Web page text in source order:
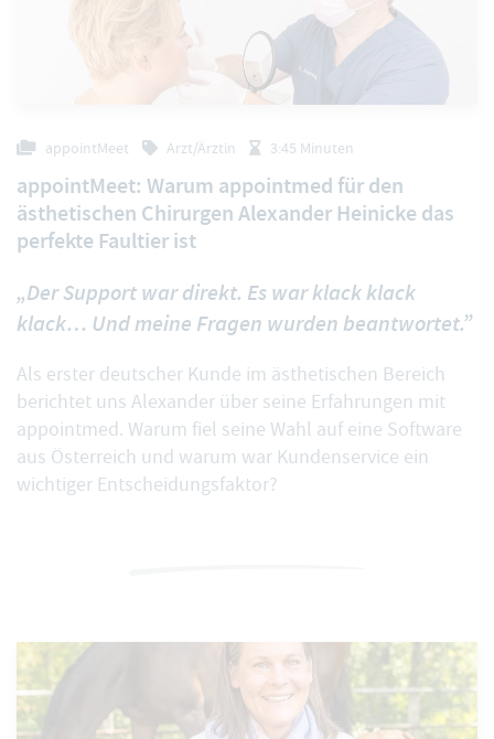
appointMeet Arzt/Ärztin 3:45 Minuten
appointMeet: Warum appointmed für den
ästhetischen Chirurgen Alexander Heinicke das
perfekte Faultier ist
„Der Support war direkt. Es war klack klack
klack… Und meine Fragen wurden beantwortet.”
Als erster deutscher Kunde im ästhetischen Bereich
berichtet uns Alexander über seine Erfahrungen mit
appointmed. Warum fiel seine Wahl auf eine Software
aus Österreich und warum war Kundenservice ein
wichtiger Entscheidungsfaktor?